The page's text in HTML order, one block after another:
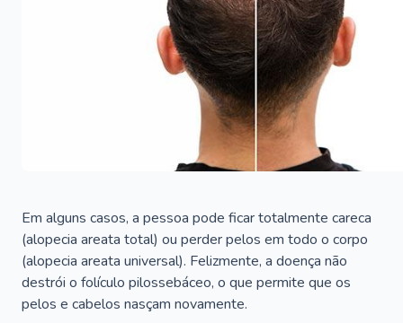
Em alguns casos, a pessoa pode ficar totalmente careca
(alopecia areata total) ou perder pelos em todo o corpo
(alopecia areata universal). Felizmente, a doença não
destrói o folículo pilossebáceo, o que permite que os
pelos e cabelos nasçam novamente.